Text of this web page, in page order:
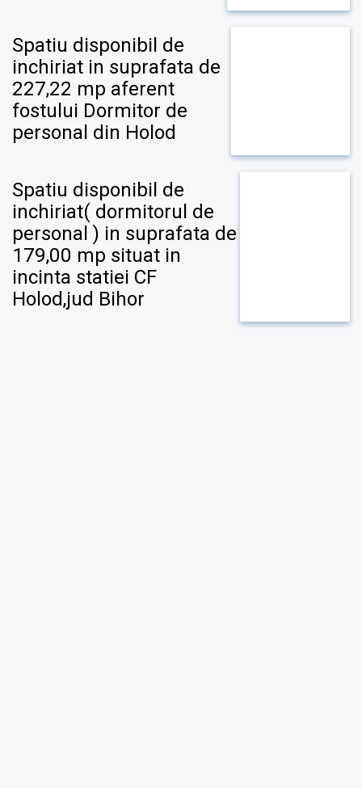
Spatiu disponibil de
inchiriat in suprafata de
227,22 mp aferent
fostului Dormitor de
personal din Holod
Spatiu disponibil de
inchiriat( dormitorul de
personal ) in suprafata de
179,00 mp situat in
incinta statiei CF
Holod,jud Bihor